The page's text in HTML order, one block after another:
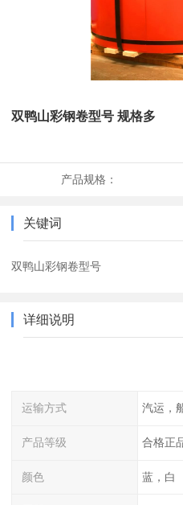
双鸭山彩钢卷型号 规格多
产品规格：
关键词
双鸭山彩钢卷型号
详细说明
运输方式 汽运，
产品等级 合格正
颜色 蓝，白